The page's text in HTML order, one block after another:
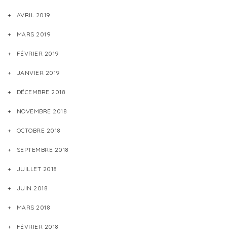
AVRIL 2019
MARS 2019
FÉVRIER 2019
JANVIER 2019
DÉCEMBRE 2018
NOVEMBRE 2018
OCTOBRE 2018
SEPTEMBRE 2018
JUILLET 2018
JUIN 2018
MARS 2018
FÉVRIER 2018